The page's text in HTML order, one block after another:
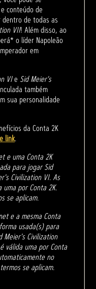
conteúdo de
de todas as
VII! Além disso, ao
o líder Napoleão
em
VIe Sid Meier's
também
sua personalidade
da Conta 2K
link.
e uma Conta 2K
para jogar Sid
Civilization VI. As
uma por Conta 2K.
se aplicam.
e a mesma Conta
usada(s) para
Meier's Civilization
válida uma por Conta
no
se aplicam.